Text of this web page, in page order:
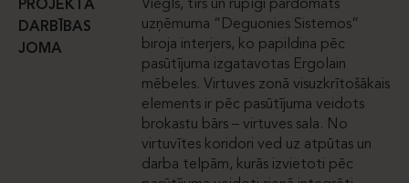
PROJEKTA
DARBĪBAS
JOMA
Viegls, tīrs un rūpīgi pārdomāts
uzņēmuma “Deguonies Sistemos”
biroja interjers, ko papildina pēc
pasūtījuma izgatavotas Ergolain
mēbeles. Virtuves zonā visuzkrītošākais
elements ir pēc pasūtījuma veidots
brokastu bārs – virtuves sala. No
virtuvītes koridori ved uz atpūtas un
darba telpām, kurās izvietoti pēc